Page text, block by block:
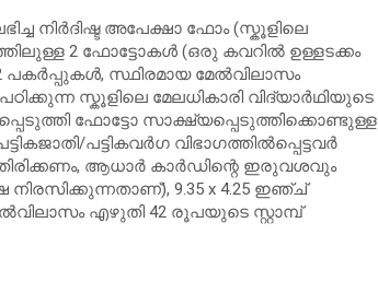
നിർദിഷ്ട അപേക്ഷാ ഫോം (സ്കൂളിലെ
2 ഫോട്ടോകൾ (ഒരു കവറിൽ ഉള്ളടക്കം
2 പകർപ്പുകൾ, സ്ഥിരമായ മേൽവിലാസം
സ്കൂളിലെ മേലധികാരി വിദ്യാർഥിയുടെ
ഫോട്ടോ സാക്ഷ്യപ്പെടുത്തിക്കൊണ്ടുള്ള
പട്ടികവർഗ വിഭാഗത്തിൽപ്പെട്ടവർ
ആധാർ കാർഡിന്റെ ഇരുവശവും
9.35 x 4.25 ഇഞ്ച്
എഴുതി 42 രൂപയുടെ സ്റ്റാമ്പ്